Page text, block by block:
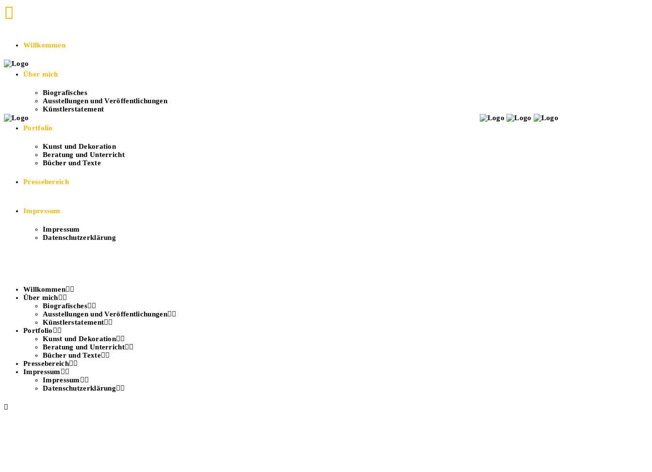
Willkommen
Über mich
Biografisches
Ausstellungen und Veröffentlichungen
Künstlerstatement
Portfolio
Kunst und Dekoration
Beratung und Unterricht
Bücher und Texte
Pressebereich
Impressum
Impressum
Datenschutzerklärung
Willkommen
Über mich
Biografisches
Ausstellungen und Veröffentlichungen
Künstlerstatement
Portfolio
Kunst und Dekoration
Beratung und Unterricht
Bücher und Texte
Pressebereich
Impressum
Impressum
Datenschutzerklärung